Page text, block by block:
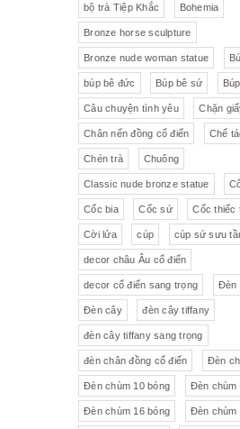
Liễn sứ
Đồng hồ
Đèn chùm pha lê Tiệp
Đồng hồ để bàn Đồ
Pha lê màu đắp hoa nổi
Pha lê Đĩa
Sứ hồng
Ấm chén sứ Tiệp Bộ
Sữa
Tượng đồng
Độc bình Đồ
Đức
Bavaria
Fonderie Bords de Seine
Chế tác thủ công
Johnie Walker Pháp
L'art Bronze Qualité France
Karlovy Vary
bộ trà Tiệp Khắc Bohemia
Bronze horse sculpture
Bronze nude woman statue
búp bê đức Búp bê sứ
Câu chuyện tình yêu Chặn
Chân nến đồng cổ điển Chế
Chén trà Chuông
Classic nude bronze statue
Cốc bia Cốc sứ Cốc thiếc
Cời lửa cúp cúp sứ sưu
decor châu Âu cổ điển
decor cổ điển sang trọng Đèn
Đèn cây đèn cây tiffany
đèn cây tiffany sang trọng
đèn chân đồng cổ điển Đèn
Đèn chùm 10 bóng Đèn chùm
Đèn chùm 16 bóng Đèn chùm